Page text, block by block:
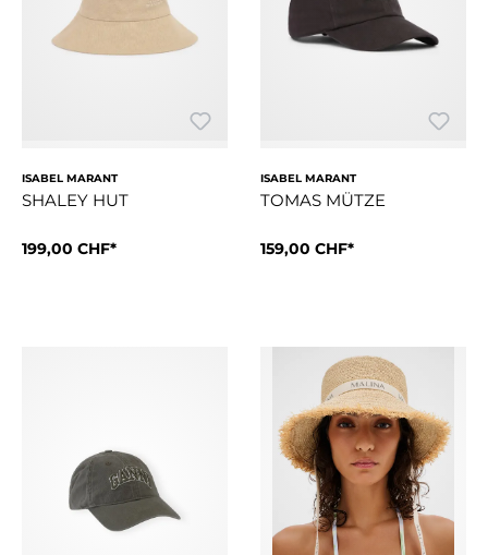
ISABEL MARANT
SHALEY HUT
Bob-Hut aus BaumwollcanvasTon in Ton gehaltene
199,00 CHF*
ISABEL MARANT
TOMAS MÜTZE
Basecap aus
159,00 CHF*